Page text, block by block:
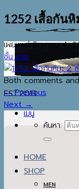
EST.2013
เมนู
ค้นหา:
HOME
SHOP
MEN
1252 เสื้อกัน
เผยแพร่มิถุนายน 4,
ชั้น ชาย
Both comments
←Previous
Next→